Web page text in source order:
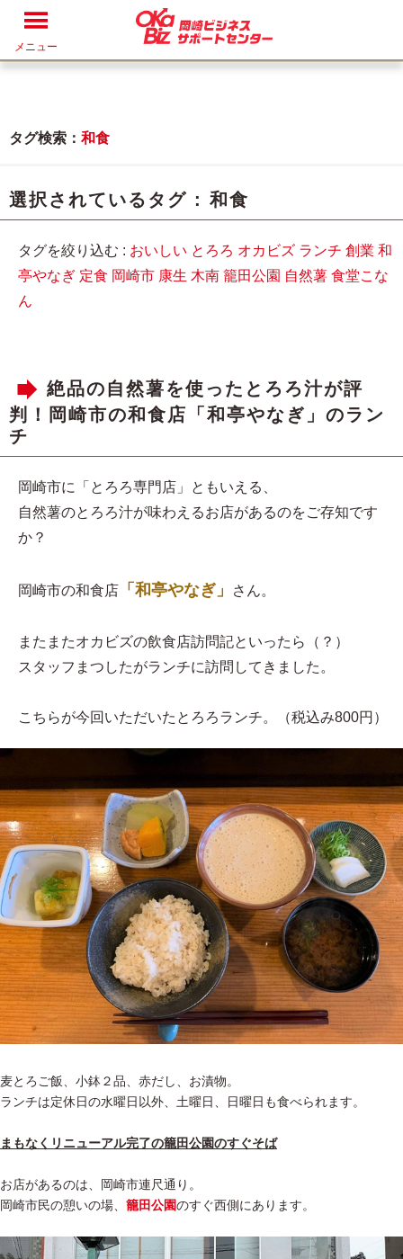
メニュー
タグ検索： 和食
選択されているタグ : 和食
タグを絞り込む : おいしい とろろ オカビズ ランチ 創業 和
亭やなぎ 定食 岡崎市 康生 木南 籠田公園 自然薯 食堂こな
ん
絶品の自然薯を使ったとろろ汁が評
判！岡崎市の和食店「和亭やなぎ」のラン
チ
岡崎市に「とろろ専門店」ともいえる、
自然薯のとろろ汁が味わえるお店があるのをご存知です
か？
岡崎市の和食店 「和亭やなぎ」 さん。
またまたオカビズの飲食店訪問記といったら（？）
スタッフまつしたがランチに訪問してきました。
こちらが今回いただいたとろろランチ。（税込み800円）
麦とろご飯、小鉢２品、赤だし、お漬物。
ランチは定休日の水曜日以外、土曜日、日曜日も食べられます。
まもなくリニューアル完了の籠田公園のすぐそば
お店があるのは、岡崎市連尺通り。
岡崎市民の憩いの場、 籠田公園のすぐ西側にあります。